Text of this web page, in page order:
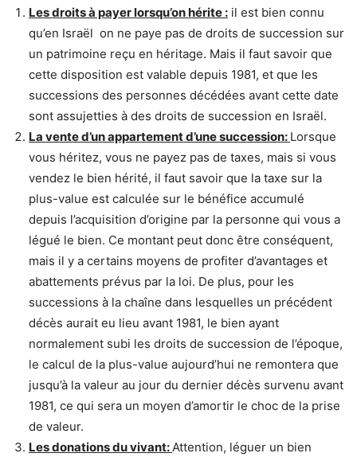
Les droits à payer lorsqu’on hérite : il est bien connu
qu’en Israël on ne paye pas de droits de succession sur
un patrimoine reçu en héritage. Mais il faut savoir que
cette disposition est valable depuis 1981, et que les
successions des personnes décédées avant cette date
sont assujetties à des droits de succession en Israël.
La vente d’un appartement d’une succession: Lorsque
vous héritez, vous ne payez pas de taxes, mais si vous
vendez le bien hérité, il faut savoir que la taxe sur la
plus-value est calculée sur le bénéfice accumulé
depuis l’acquisition d’origine par la personne qui vous a
légué le bien. Ce montant peut donc être conséquent,
mais il y a certains moyens de profiter d’avantages et
abattements prévus par la loi. De plus, pour les
successions à la chaîne dans lesquelles un précédent
décès aurait eu lieu avant 1981, le bien ayant
normalement subi les droits de succession de l’époque,
le calcul de la plus-value aujourd’hui ne remontera que
jusqu’à la valeur au jour du dernier décès survenu avant
1981, ce qui sera un moyen d’amortir le choc de la prise
de valeur.
Les donations du vivant:Attention, léguer un bien